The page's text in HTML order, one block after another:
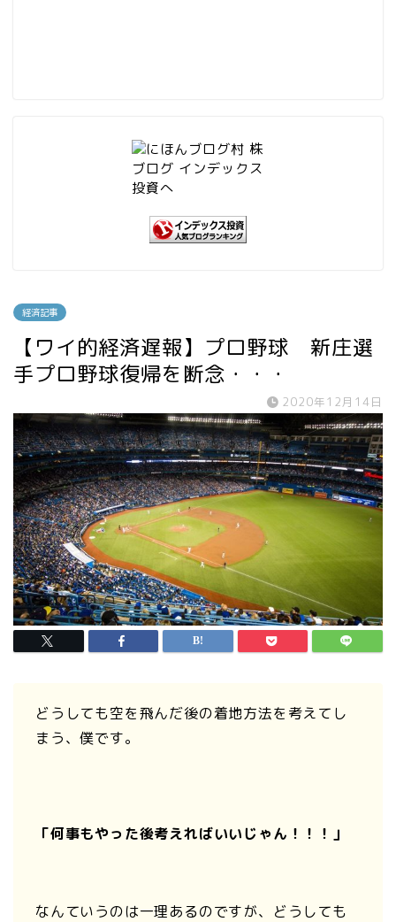
経済記事
【ワイ的経済遅報】プロ野球 新庄選
手プロ野球復帰を断念・・・
2020年12月14日
どうしても空を飛んだ後の着地方法を考えてし
まう、僕です。
「何事もやった後考えればいいじゃん！！！」
なんていうのは一理あるのですが、どうしても